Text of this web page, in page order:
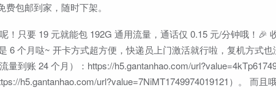
包邮到家，随时下架。
！只要 19 元就能包 192G 通用流量，通话仅 0.15 元/分钟哦！🎉
6 个月哒~ 开卡方式超方便，快递员上门激活就行啦，复机方式
到账 24 个月）：https://h5.gantanhao.com/
h5.gantanhao.com/url?value=7NiMT1749974019121）。 而且